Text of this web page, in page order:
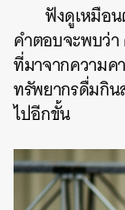
ฟังดูเหมือ
คำตอบจะพบว่
ที่มาจากความค
ทรัพยากรดื่มกิน
ไปอีกขั้น